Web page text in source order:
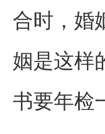
合时，婚
姻是这样
书要年检